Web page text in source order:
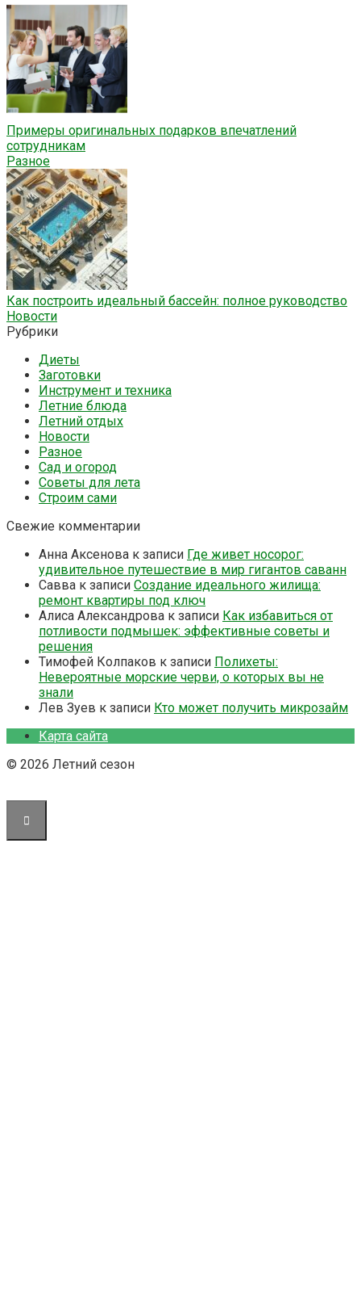
Примеры оригинальных подарков впечатлений
сотрудникам
Разное
Как построить идеальный бассейн: полное руководство
Новости
Рубрики
Диеты
Заготовки
Инструмент и техника
Летние блюда
Летний отдых
Новости
Разное
Сад и огород
Советы для лета
Строим сами
Свежие комментарии
Анна Аксенова к записи Где живет носорог:
удивительное путешествие в мир гигантов саванн
Савва к записи Создание идеального жилища:
ремонт квартиры под ключ
Алиса Александрова к записи Как избавиться от
потливости подмышек: эффективные советы и
решения
Тимофей Колпаков к записи Полихеты:
Невероятные морские черви, о которых вы не
знали
Лев Зуев к записи Кто может получить микрозайм
Карта сайта
© 2026 Летний сезон